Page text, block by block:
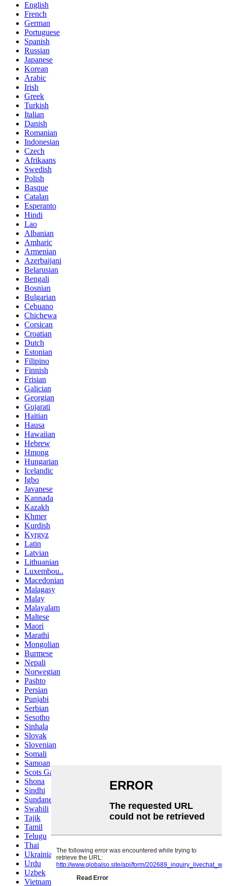
English
French
German
Portuguese
Spanish
Russian
Japanese
Korean
Arabic
Irish
Greek
Turkish
Italian
Danish
Romanian
Indonesian
Czech
Afrikaans
Swedish
Polish
Basque
Catalan
Esperanto
Hindi
Lao
Albanian
Amharic
Armenian
Azerbaijani
Belarusian
Bengali
Bosnian
Bulgarian
Cebuano
Chichewa
Corsican
Croatian
Dutch
Estonian
Filipino
Finnish
Frisian
Galician
Georgian
Gujarati
Haitian
Hausa
Hawaiian
Hebrew
Hmong
Hungarian
Icelandic
Igbo
Javanese
Kannada
Kazakh
Khmer
Kurdish
Kyrgyz
Latin
Latvian
Lithuanian
Luxembou..
Macedonian
Malagasy
Malay
Malayalam
Maltese
Maori
Marathi
Mongolian
Burmese
Nepali
Norwegian
Pashto
Persian
Punjabi
Serbian
Sesotho
Sinhala
Slovak
Slovenian
Somali
Samoan
Scots Gaelic
Shona
Sindhi
Sundanese
Swahili
Tajik
Tamil
Telugu
Thai
Ukrainian
Urdu
Uzbek
Vietnamese